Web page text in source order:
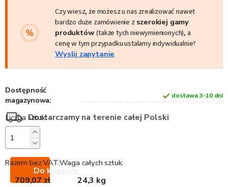
Czy wiesz, że możesz u nas zrealizować nawet
bardzo duże zamówienie z szerokiej gamy
produktów(także tych niewymienionych), a
cenę w tym przypadku ustalamy indywidualnie?
Wyslij zapytanie
Dostępność
magazynowa:
dostawa 3-10 dni
Dostarczamy na terenie całej Polski
Do koszyka
Waga całych sztuk:
24,3 kg
Razem bez VAT:
709,07 zł